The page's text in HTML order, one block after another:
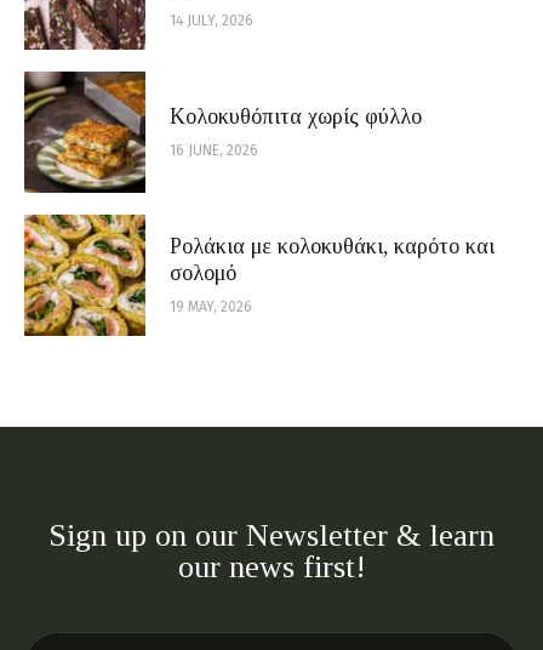
14 JULY, 2026
Κολοκυθόπιτα χωρίς φύλλο
16 JUNE, 2026
Ρολάκια με κολοκυθάκι, καρότο και
σολομό
19 MAY, 2026
Sign up on our Newsletter & learn
our news first!